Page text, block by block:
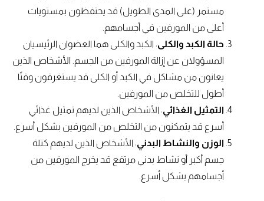
مستمر (على المدى الطويل) قد يحتفظون بمستويات
أعلى من المورفين في أجسامهم.
حالة الكبد والكلى : الكبد والكلى هما العضوان الرئيسيان
المسؤولان عن إزالة المورفين من الجسم. الأشخاص الذين
يعانون من مشاكل في الكبد أو الكلى قد يستغرقون وقتًا
أطول للتخلص من المورفين.
التمثيل الغذائي : الأشخاص الذين لديهم تمثيل غذائي
أسرع قد يتمكنون من التخلص من المورفين بشكل أسرع.
الوزن والنشاط البدني : الأشخاص الذين لديهم كتلة
جسم أكبر أو نشاط بدني مرتفع قد يخرج المورفين من
أجسامهم بشكل أسرع.